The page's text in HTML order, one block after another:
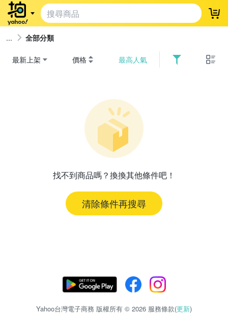
登
全部分類
最新上架 價格 最高人氣
找不到商品嗎？換換其他條件吧！
清除條件再搜尋
Yahoo台灣電子商務 版權所有 © 2026 服務條款(更新)